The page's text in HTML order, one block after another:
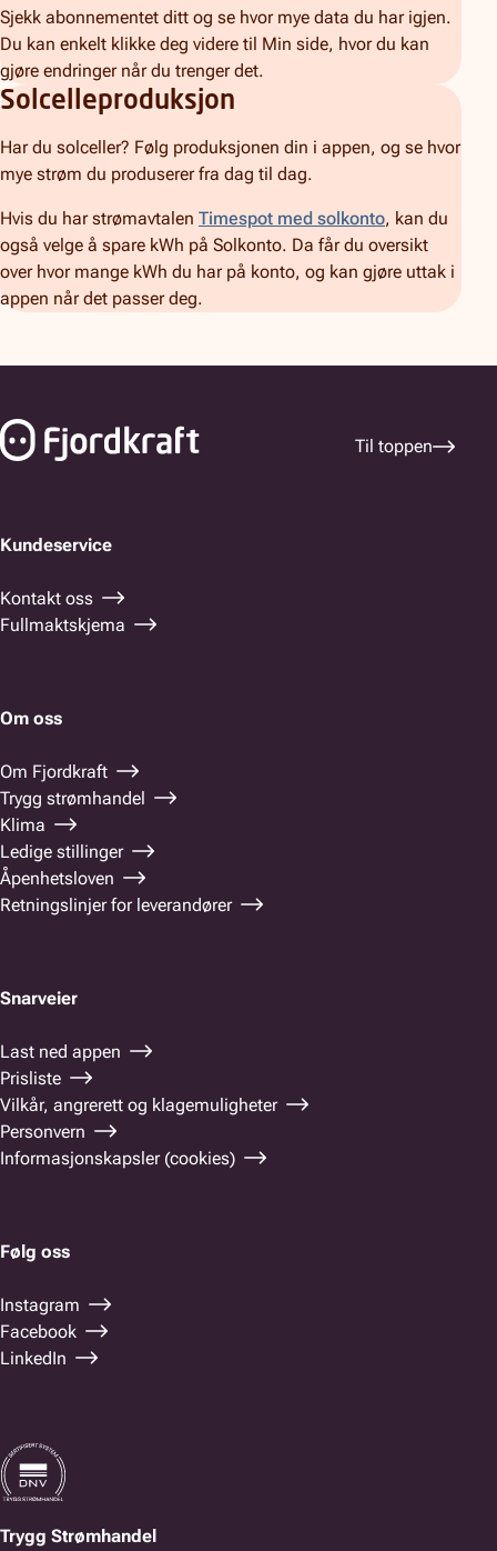
Sjekk abonnementet ditt og se hvor mye data du har igjen.
Du kan enkelt klikke deg videre til Min side, hvor du kan
gjøre endringer når du trenger det.
Solcelleproduksjon
Har du solceller? Følg produksjonen din i appen, og se hvor
mye strøm du produserer fra dag til dag.
Hvis du har strømavtalen Timespot med solkonto, kan du
også velge å spare kWh på Solkonto. Da får du oversikt
over hvor mange kWh du har på konto, og kan gjøre uttak i
appen når det passer deg.
Til toppen
Kundeservice
Kontakt oss
Fullmaktskjema
Om oss
Om Fjordkraft
Trygg strømhandel
Klima
Ledige stillinger
Åpenhetsloven
Retningslinjer for leverandører
Snarveier
Last ned appen
Prisliste
Vilkår, angrerett og klagemuligheter
Personvern
Informasjonskapsler (cookies)
Følg oss
Instagram
Facebook
LinkedIn
Trygg Strømhandel